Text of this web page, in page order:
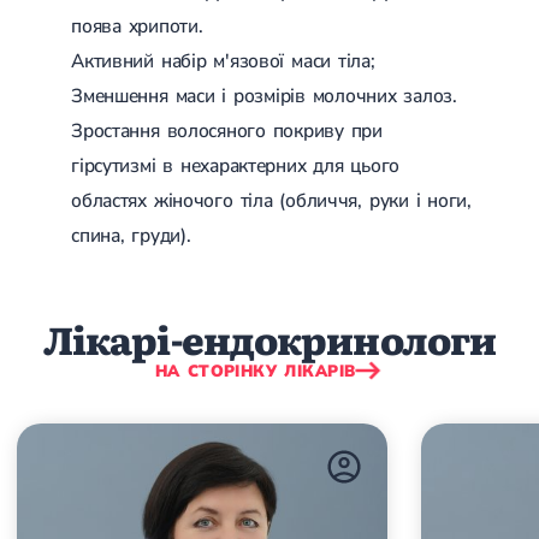
Аритмія
Синусова аритмія
Миготлива аритмія
Екстрасистолічна аритмія
Стенокардія
Вазоспастична стенокардія
Електрокардіограма (ЕКГ)
Кардіологія клімактеричного періоду
Гіпертонія
Камені у жовчному міхурі
Панкреатит
Реактивний панкреатит
Холецистит
Калькульозний холецистит
Гострий холецистит
Безкам'яний холецистит
поява хрипоти.
Активний набір м'язової маси тіла;
Зменшення маси і розмірів молочних залоз.
Зростання волосяного покриву при
гірсутизмі в нехарактерних для цього
областях жіночого тіла (обличчя, руки і ноги,
спина, груди).
Лікарі-ендокринологи
НА СТОРІНКУ ЛІКАРІВ